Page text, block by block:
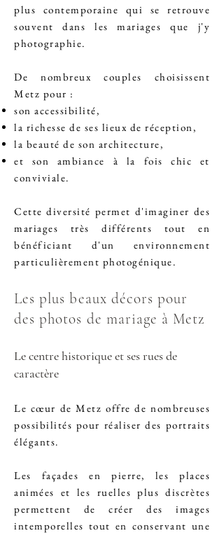
plus contemporaine qui se retrouve
souvent dans les mariages que j'y
photographie.
De nombreux couples choisissent
Metz pour :
son accessibilité,
la richesse de ses lieux de réception,
la beauté de son architecture,
et son ambiance à la fois chic et
conviviale.
Cette diversité permet d'imaginer des
mariages très différents tout en
bénéficiant d'un environnement
particulièrement photogénique.
Les plus beaux décors pour
des photos de mariage à Metz
Le centre historique et ses rues de
caractère
Le cœur de Metz offre de nombreuses
possibilités pour réaliser des portraits
élégants.
Les façades en pierre, les places
animées et les ruelles plus discrètes
permettent de créer des images
intemporelles tout en conservant une